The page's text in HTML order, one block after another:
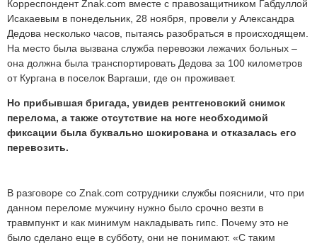
Корреспондент Znak.com вместе с правозащитником Габдуллой
Исакаевым в понедельник, 28 ноября, провели у Александра
Дедова несколько часов, пытаясь разобраться в происходящем.
На место была вызвана служба перевозки лежачих больных –
она должна была транспортировать Дедова за 100 километров
от Кургана в поселок Варгаши, где он проживает.
Но прибывшая бригада, увидев рентгеновский снимок
перелома, а также отсутствие на ноге необходимой
фиксации была буквально шокирована и отказалась его
перевозить.
В разговоре со Znak.com сотрудники службы пояснили, что при
данном переломе мужчину нужно было срочно везти в
травмпункт и как минимум накладывать гипс. Почему это не
было сделано еще в субботу, они не понимают. «С таким